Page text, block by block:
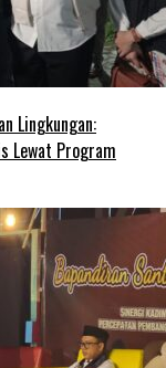
Lingkungan:
Lewat Program